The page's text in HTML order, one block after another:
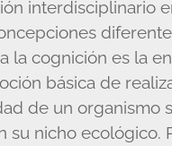
interdisciplinario
la cognición es la
básica de
de un organismo
su nicho ecológico.